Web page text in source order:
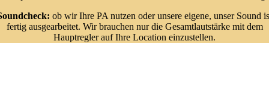
ob wir Ihre PA nutzen oder unsere eigene, unser Sound
fertig ausgearbeitet. Wir brauchen nur die Gesamtlautstärke mit dem
Hauptregler auf Ihre Location einzustellen.